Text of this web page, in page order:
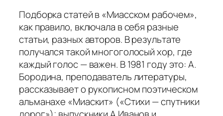
Подборка статей в «Миасском рабочем»,
как правило, включала в себя разные
статьи, разных авторов. В результате
получался такой многоголосый хор, где
каждый голос — важен. В 1981 году это:А.
Бородина, преподаватель литературы,
рассказывает о рукописном поэтическом
альманахе «Миаскит» («Стихи — спутники